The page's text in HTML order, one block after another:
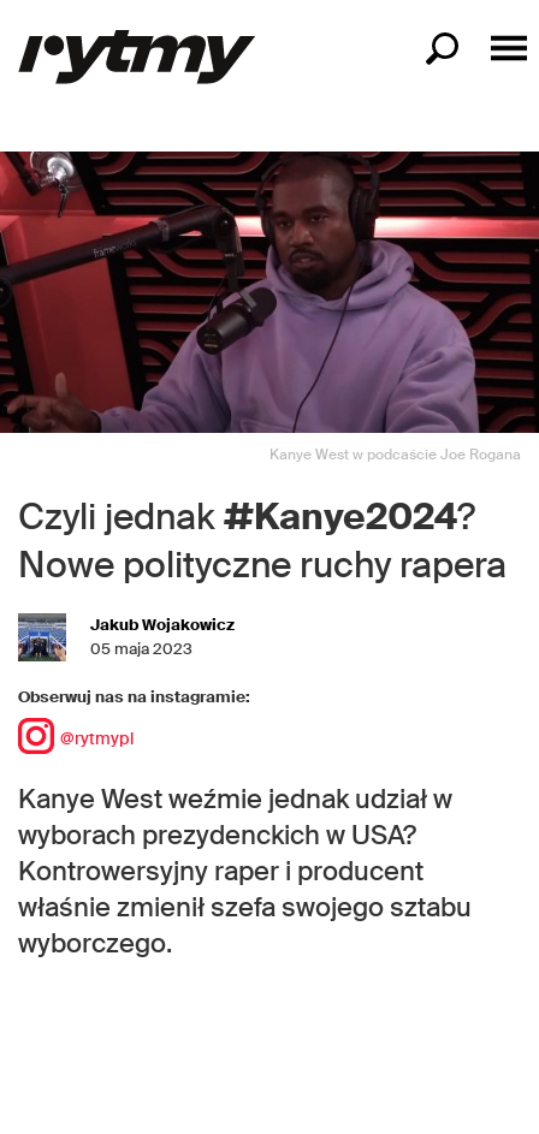
Kanye West w podcaście Joe Rogana
Czyli jednak#Kanye2024?
Nowe polityczne ruchy rapera
Jakub Wojakowicz
05 maja 2023
Obserwuj nas na instagramie:
@rytmypl
Kanye West weźmie jednak udział w
wyborach prezydenckich w USA?
Kontrowersyjny raper i producent
właśnie zmienił szefa swojego sztabu
wyborczego.